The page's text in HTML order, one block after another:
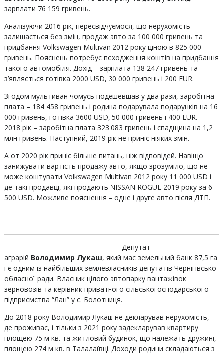
зарплати 76 159 гривень.
Аналізуючи 2016 рік, пересвідчуємося, що нерухомість
залишається без змін, продаж авто за 100 000 гривень та
придбання Volkswagen Multivan 2012 року ціною в 825 000
гривень. Пояснень потребує походження коштів на придбання
такого автомобіля. Дохід – зарплата 138 247 гривень та
з’являється готівка 2000 USD, 30 000 гривень і 200 EUR.
Згодом мультиван чомусь подешевшав у два рази, заробітна
плата – 184 458 гривень і родина подарувала подарунків на 16
000 гривень, готівка 3600 USD, 50 000 гривень і 400 EUR.
2018 рік – заробітна плата 323 083 гривень і спадщина на 1,2
млн гривень. Наступний, 2019 рік не приніс ніяких змін.
А от 2020 рік приніс більше питань, ніж відповідей. Навіщо
занижувати вартість продажу авто, якщо зрозуміло, що не
може коштувати Volkswagen Multivan 2012 року 11 000 USD і
де такі продавці, які продають NISSAN ROGUE 2019 року за 6
500 USD. Можливе пояснення – одне і друге авто після ДТП.
Депутат-
аграрій Володимир Лукаш, який має земельний банк 87,5 га
і є одним із найбільших землевласників депутатів Чернігівської
обласної ради. Власник цілого автопарку вантажівок
зерновозів та керівник приватного сільськогосподарського
підприємства “Лан” у с. Болотниця.
До 2018 року Володимир Лукаш не декларував нерухомість,
де проживає, і тільки з 2021 року задекларував квартиру
площею 75 м кв. та житловий будинок, що належать дружині,
площею 274 м кв. в Талалаївці. Доходи родини складаються з